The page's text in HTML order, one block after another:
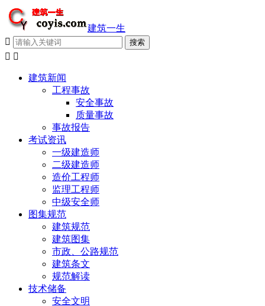
建筑一生

 
建筑新闻
工程事故
安全事故
质量事故
事故报告
考试资讯
一级建造师
二级建造师
造价工程师
监理工程师
中级安全师
图集规范
建筑规范
建筑图集
市政、公路规范
建筑条文
规范解读
技术储备
安全文明